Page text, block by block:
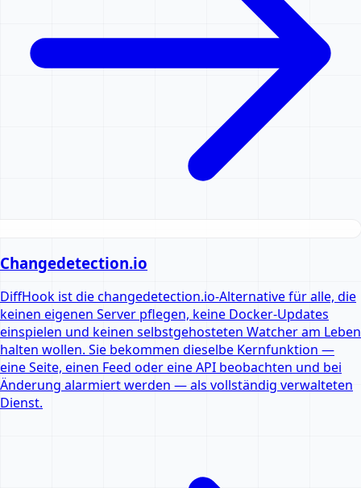
Changedetection.io
DiffHook ist die changedetection.io-Alternative für alle, die
keinen eigenen Server pflegen, keine Docker-Updates
einspielen und keinen selbstgehosteten Watcher am Leben
halten wollen. Sie bekommen dieselbe Kernfunktion —
eine Seite, einen Feed oder eine API beobachten und bei
Änderung alarmiert werden — als vollständig verwalteten
Dienst.